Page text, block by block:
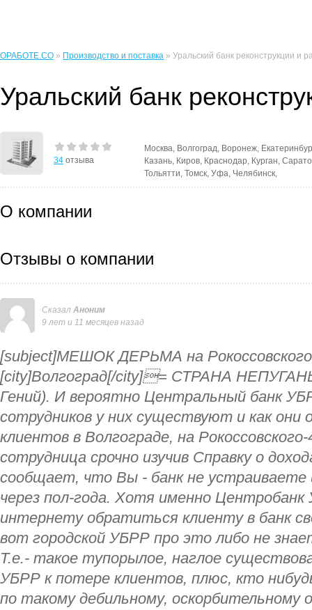
ОРАБОТЕ.CO » Производство и поставка » Уральский банк реконструкции и
Уральский банк
34 отзыва
Москва, Волгоград, Воронеж,
Казань, Киров, Краснодар, Курган,
Тольятти, Томск, Уфа, Челябинск,
О компании
Отзывы о компании
Сказал Аноним
9 лет и 11 месяцев назад
[subject]МЕШОК ДЕРЬМА на
[city]Волгоград[/city]= СТРАНА
Гений). И вероятно Центральный банк
сотрудников у них существуют и как
клиентов в Волгограде, на
сотрудница срочно изучив Справку о
сообщает, что Вы - банк не устраиваете
через пол-года. Хотя именно
интернету обратиться клиенту в банк
вот городской УБРР про это либо не
Т.е.- такое тупорылое, наглое
УБРР к потере клиентов, плюс, кто
по такому дебильному, оскорбительному